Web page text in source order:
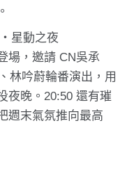
星動之夜
場，邀請 CN吳承
林吟蔚輪番演出，用
夜晚。20:50 還有璀
週末氣氛推向最高